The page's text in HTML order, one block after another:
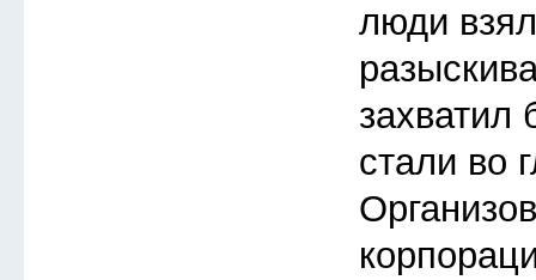
люди
захватил
стали во